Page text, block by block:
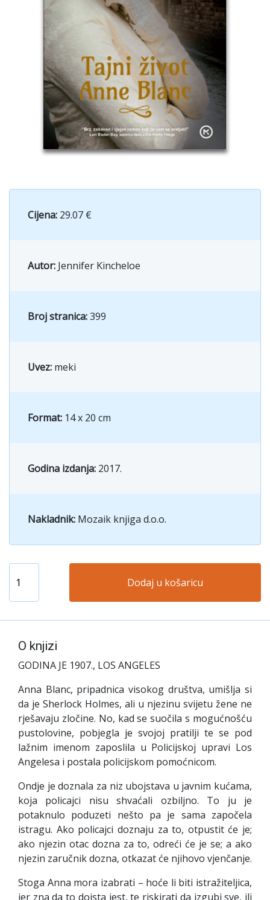
Cijena: 29.07 €
Autor: Jennifer Kincheloe
Broj stranica:399
Uvez: meki
Format: 14 x 20 cm
Godina izdanja: 2017.
Nakladnik: Mozaik knjiga d.o.o.
Dodaj u košaricu
O knjizi
GODINA JE 1907., LOS ANGELES
Anna Blanc, pripadnica visokog društva, umišlja si
da je Sherlock Holmes, ali u njezinu svijetu žene ne
rješavaju zločine. No, kad se suočila s mogućnošću
pustolovine, pobjegla je svojoj pratilji te se pod
lažnim imenom zaposlila u Policijskoj upravi Los
Angelesa i postala policijskom pomoćnicom.
Ondje je doznala za niz ubojstava u javnim kućama,
koja policajci nisu shvaćali ozbiljno. To ju je
potaknulo poduzeti nešto pa je sama započela
istragu. Ako policajci doznaju za to, otpustit će je;
ako njezin otac dozna za to, odreći će je se; a ako
njezin zaručnik dozna, otkazat će njihovo vjenčanje.
Stoga Anna mora izabrati – hoće li biti istražiteljica,
jer zna da to doista jest, te riskirati da izgubi sve, ili